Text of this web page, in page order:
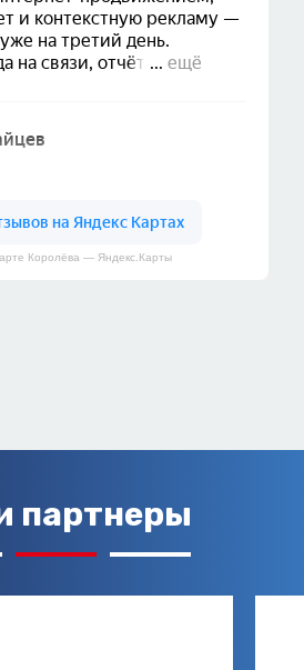
Королёва — Яндекс.Карты
партнеры